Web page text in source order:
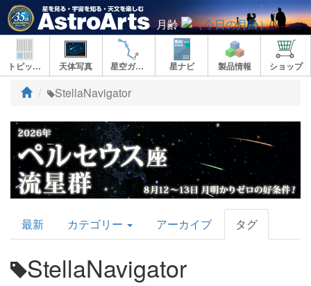
月齢
トピックス 天体写真 星空ガイド 星ナビ 製品情報 ショップ
ト
プ
StellaNavigator
AstroArts
Topics
最新 カテゴリー アーカイブ タグ
StellaNavigator